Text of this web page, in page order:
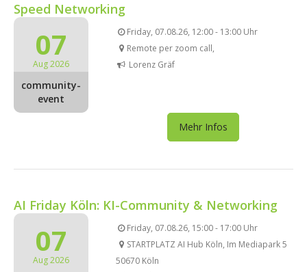
Speed Networking
07
Aug 2026
community-
event
Friday, 07.08.26, 12:00 - 13:00 Uhr
Remote per zoom call,
Lorenz Gräf
Mehr Infos
AI Friday Köln: KI-Community & Networking
07
Aug 2026
Friday, 07.08.26, 15:00 - 17:00 Uhr
STARTPLATZ AI Hub Köln, Im Mediapark 5
50670 Köln